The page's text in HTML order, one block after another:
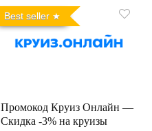
Best seller
Промокод Круиз Онлайн —
Скидка -3% на круизы